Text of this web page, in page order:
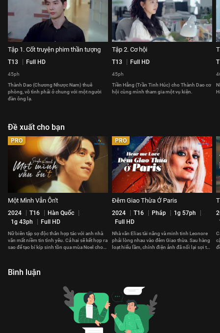
Tập 1. Cốt truyện phim thần tượng
T13 Full HD
45ph
Thành Dao (Chương Nhược Nam) thuê
phòng, vô tình phải ở chung với một người
đàn ông lạ.
Tập 2. Cơ hội
T13 Full HD
45ph
Tiền Hằng (Trần Tinh Húc) cho Thành Dao cơ
hội cùng mình tham gia một vụ kiện.
Đề xuất cho bạn
PRO
Một Mình Vẫn Ổn't
2024 T16
Hàn Quốc
1g 43ph
Full HD
Nữ biên tập sợ độc thân hợp tác với anh nhà
văn mất niềm tin tình yêu. Cả hai sẽ kết hợp ra
sao để tạo bí kíp sinh tồn qua mùa Noel cho
PRO
Đêm Giao Thừa Ở Paris
2024 T16 Pháp
1g 57ph
Full HD
Nhà văn Elias tài năng và minh tinh Leonore
phải lòng nhau vào đêm Giao thừa. Sau hàng
loạt hiểu lầm, chính điện ảnh đã nối lại sợi tơ
Bình luận